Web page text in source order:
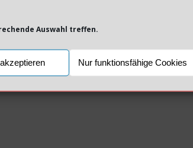
Auswahl treffen.
Nur funktionsfähige Cookies